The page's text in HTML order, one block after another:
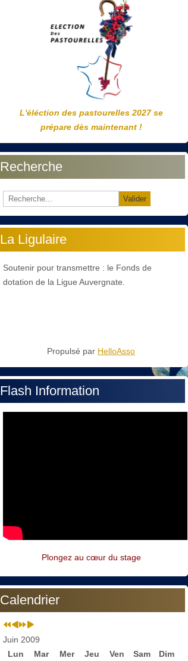
L'éléction des pastourelles 2027 se
prépare dès maintenant !
Recherche
Valider
La Ligulaire
Soutenir pour transmettre : le Fonds de
dotation de la Ligue Auvergnate.
Propulsé par HelloAsso
Flash Information
Plongez au cœur du stage
Calendrier
Juin 2009
Lun
Mar Mer Jeu Ven Sam
Dim